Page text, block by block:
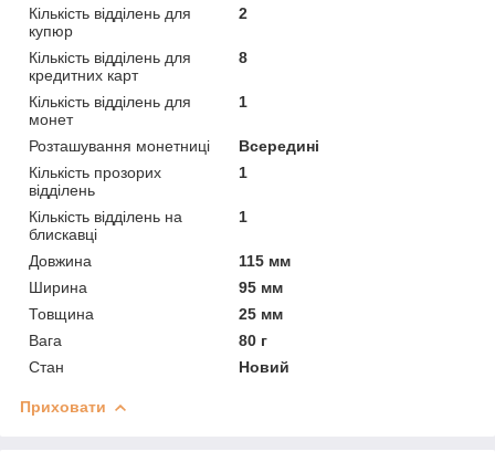
Кількість відділень для
купюр
2
Кількість відділень для
кредитних карт
8
Кількість відділень для
монет
1
Розташування монетниці
Всередині
Кількість прозорих
відділень
1
Кількість відділень на
блискавці
1
Довжина
115 мм
Ширина
95 мм
Товщина
25 мм
Вага
80 г
Стан
Новий
Приховати